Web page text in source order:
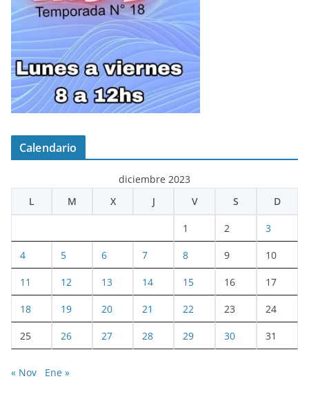
Calendario
diciembre 2023
L
M X J V S D
1 2 3
4 5 6 7 8 9 10
11 12 13 14 15 16 17
18 19 20 21 22 23 24
25 26 27 28 29 30 31
« Nov Ene »